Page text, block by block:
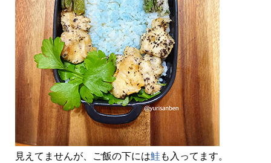
見えてませんが、ご飯の下には鮭も入ってます。